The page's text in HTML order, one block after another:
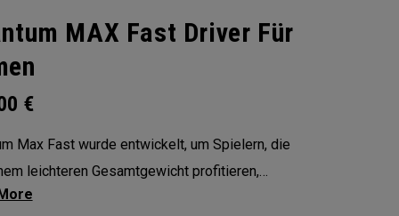
MAX Fast Driver Für
€
Max Fast wurde entwickelt, um Spielern, die
leichteren Gesamtgewicht profitieren,
und Abschlag mühelos zu